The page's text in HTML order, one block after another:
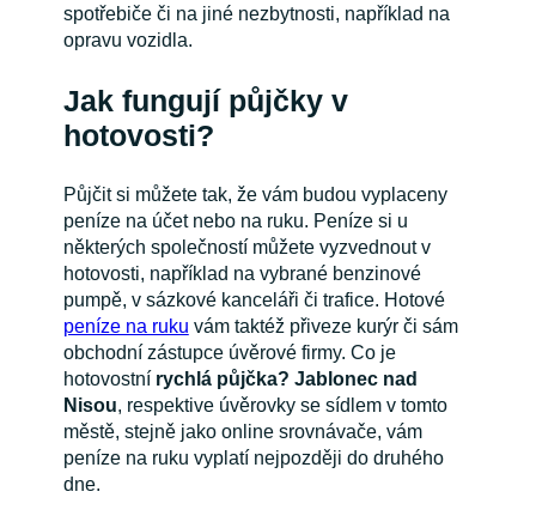
spotřebiče či na jiné nezbytnosti, například na
opravu vozidla.
Jak fungují půjčky v
hotovosti?
Půjčit si můžete tak, že vám budou vyplaceny
peníze na účet nebo na ruku. Peníze si u
některých společností můžete vyzvednout v
hotovosti, například na vybrané benzinové
pumpě, v sázkové kanceláři či trafice. Hotové
peníze na ruku vám taktéž přiveze kurýr či sám
obchodní zástupce úvěrové firmy. Co je
hotovostní rychlá půjčka? Jablonec nad
Nisou, respektive úvěrovky se sídlem v tomto
městě, stejně jako online srovnávače, vám
peníze na ruku vyplatí nejpozději do druhého
dne.